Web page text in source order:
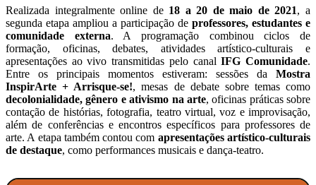
Realizada integralmente online de 18 a 20 de maio de 2021, a
segunda etapa ampliou a participação de professores, estudantes e
comunidade externa. A programação combinou ciclos de
formação, oficinas, debates, atividades artístico-culturais e
apresentações ao vivo transmitidas pelo canalIFG Comunidade.
Entre os principais momentos estiveram: sessões da Mostra
InspirArte + Arrisque-se!, mesas de debate sobre temas como
decolonialidade, gênero e ativismo na arte, oficinas práticas sobre
contação de histórias, fotografia, teatro virtual, voz e improvisação,
além de conferências e encontros específicos para professores de
arte. A etapa também contou com apresentações artístico-culturais
de destaque, como performances musicais e dança-teatro.